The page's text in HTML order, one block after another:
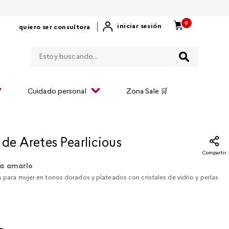
quiero ser consultora iniciar sesión
0
Cuidado personal Zona Sale 🛒
Aretes Pearlicious
Compartir
amarlo
para mujer en tonos dorados y plateados con cristales de vidrio y perlas